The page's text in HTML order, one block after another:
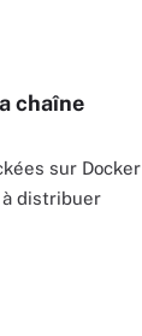
chaîne
sur Docker
à distribuer